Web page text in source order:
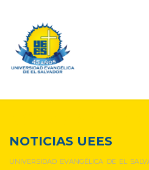
NOTICIAS UEES
UNIVERSIDAD EVANGÉLICA DE EL